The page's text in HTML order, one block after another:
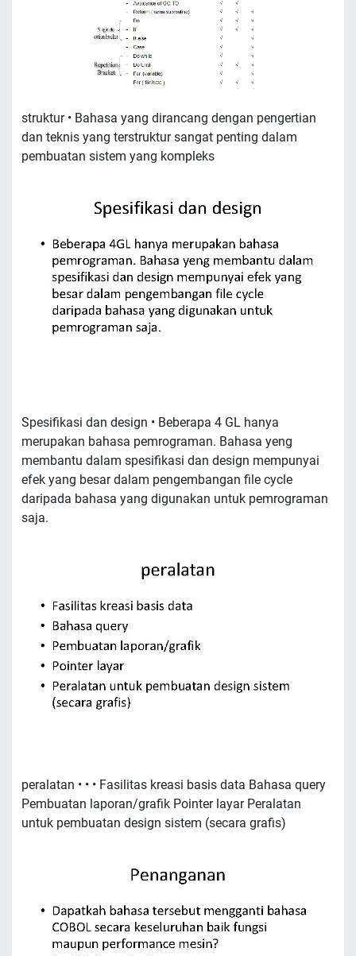
struktur • Bahasa yang dirancang dengan pengertian
dan teknis yang terstruktur sangat penting dalam
pembuatan sistem yang kompleks
Spesifikasi dan design • Beberapa 4 GL hanya
merupakan bahasa pemrograman. Bahasa yeng
membantu dalam spesifikasi dan design mempunyai
efek yang besar dalam pengembangan file cycle
daripada bahasa yang digunakan untuk pemrograman
saja.
peralatan • • • Fasilitas kreasi basis data Bahasa query
Pembuatan laporan/grafik Pointer layar Peralatan
untuk pembuatan design sistem (secara grafis)